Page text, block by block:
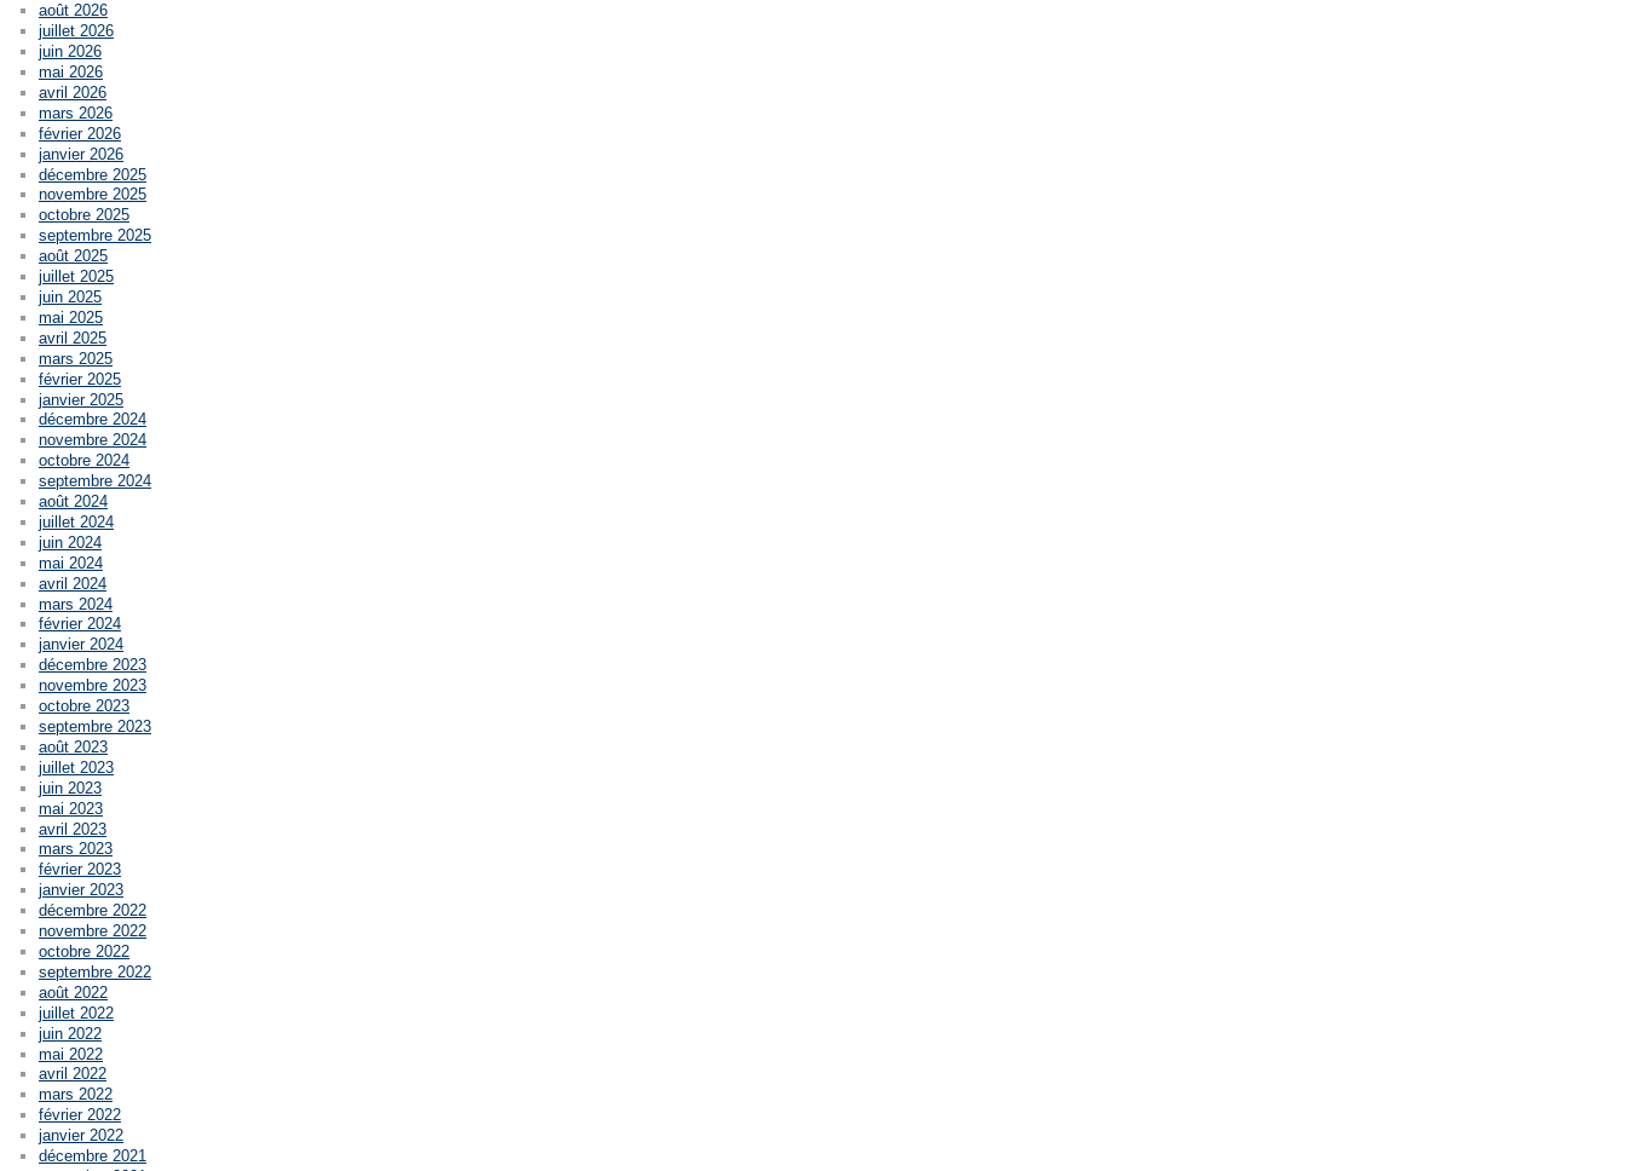
août 2026
juillet 2026
juin 2026
mai 2026
avril 2026
mars 2026
février 2026
janvier 2026
décembre 2025
novembre 2025
octobre 2025
septembre 2025
août 2025
juillet 2025
juin 2025
mai 2025
avril 2025
mars 2025
février 2025
janvier 2025
décembre 2024
novembre 2024
octobre 2024
septembre 2024
août 2024
juillet 2024
juin 2024
mai 2024
avril 2024
mars 2024
février 2024
janvier 2024
décembre 2023
novembre 2023
octobre 2023
septembre 2023
août 2023
juillet 2023
juin 2023
mai 2023
avril 2023
mars 2023
février 2023
janvier 2023
décembre 2022
novembre 2022
octobre 2022
septembre 2022
août 2022
juillet 2022
juin 2022
mai 2022
avril 2022
mars 2022
février 2022
janvier 2022
décembre 2021